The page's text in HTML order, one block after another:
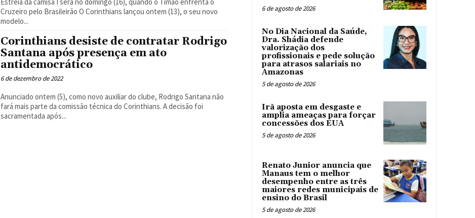
Cruzeiro pelo Brasileirão O Corinthians lançou ontem (13), o seu novo
modelo...
Corinthians desiste de contratar Rodrigo
Santana após presença em ato
antidemocrático
6 de dezembro de 2022
Anunciado ontem (5), como novo auxiliar do clube, Rodrigo Santana não
fará mais parte da comissão técnica do Corinthians. A decisão foi
sacramentada após...
6 de agosto de 2026
No Dia Nacional da Saúde,
Dra. Shádia defende
valorização dos
profissionais e pede solução
para atrasos salariais no
Amazonas
5 de agosto de 2026
Irã aposta em desgaste e
amplia ameaças para forçar
concessões dos EUA
5 de agosto de 2026
Renato Junior anuncia que
Manaus tem o melhor
desempenho entre as três
maiores redes municipais de
ensino do Brasil
5 de agosto de 2026